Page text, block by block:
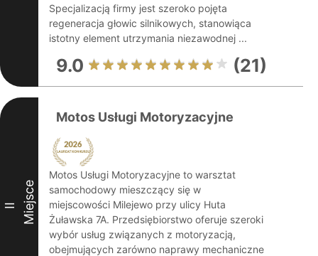
Specjalizacją firmy jest szeroko pojęta
regeneracja głowic silnikowych, stanowiąca
istotny element utrzymania niezawodnej ...
9.0 (21)
II Miejsce
Motos Usługi Motoryzacyjne
Motos Usługi Motoryzacyjne to warsztat
samochodowy mieszczący się w
miejscowości Milejewo przy ulicy Huta
Żuławska 7A. Przedsiębiorstwo oferuje szeroki
wybór usług związanych z motoryzacją,
obejmujących zarówno naprawy mechaniczne